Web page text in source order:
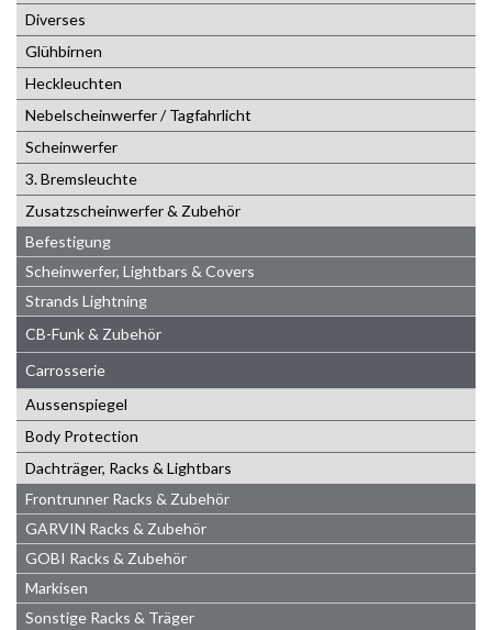
Diverses
Glühbirnen
Heckleuchten
Nebelscheinwerfer / Tagfahrlicht
Scheinwerfer
3. Bremsleuchte
Zusatzscheinwerfer & Zubehör
Befestigung
Scheinwerfer, Lightbars & Covers
Strands Lightning
CB-Funk & Zubehör
Carrosserie
Aussenspiegel
Body Protection
Dachträger, Racks & Lightbars
Frontrunner Racks & Zubehör
GARVIN Racks & Zubehör
GOBI Racks & Zubehör
Markisen
Sonstige Racks & Träger